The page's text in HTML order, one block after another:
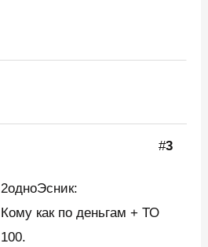
#3
2одноЭсник:
Кому как по деньгам + ТО
100.